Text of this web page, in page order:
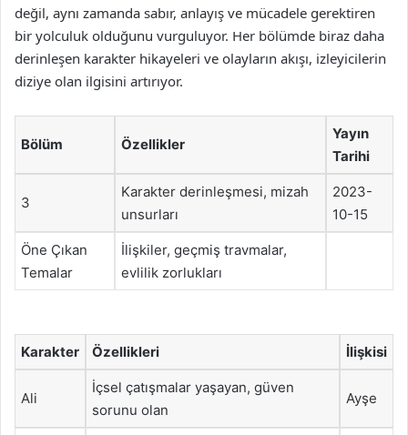
değil, aynı zamanda sabır, anlayış ve mücadele gerektiren
bir yolculuk olduğunu vurguluyor. Her bölümde biraz daha
derinleşen karakter hikayeleri ve olayların akışı, izleyicilerin
diziye olan ilgisini artırıyor.
Bölüm Özellikler
Yayın
Tarihi
3
Karakter derinleşmesi, mizah
unsurları
2023-
10-15
Öne Çıkan
Temalar
İlişkiler, geçmiş travmalar,
evlilik zorlukları
Karakter Özellikleri İlişkisi
Ali
İçsel çatışmalar yaşayan, güven
sorunu olan
Ayşe